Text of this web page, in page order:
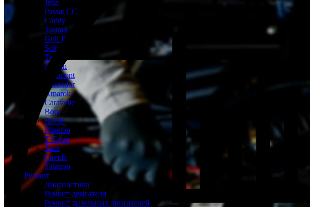
Jetta
Passat CC
Caddy
Touran
Golf Plus
Scirocco
Tayron
Arteon
Teramont
Tavendor
Amarok
Caravelle
Bora
Beetle
Phaeton
T-Cross
Taos
Lavida
Talagon
Ремонт
Диагностика
Ремонт двигателя
Ремонт дизельных двигателей